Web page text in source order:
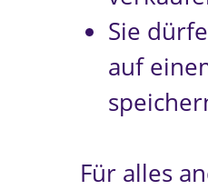
Sie
auf
Für alles